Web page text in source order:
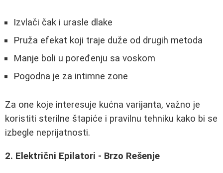
Izvlači čak i urasle dlake
Pruža efekat koji traje duže od drugih metoda
Manje boli u poređenju sa voskom
Pogodna je za intimne zone
Za one koje interesuje kućna varijanta, važno je
koristiti sterilne štapiće i pravilnu tehniku kako bi se
izbegle neprijatnosti.
2. Električni Epilatori - Brzo Rešenje